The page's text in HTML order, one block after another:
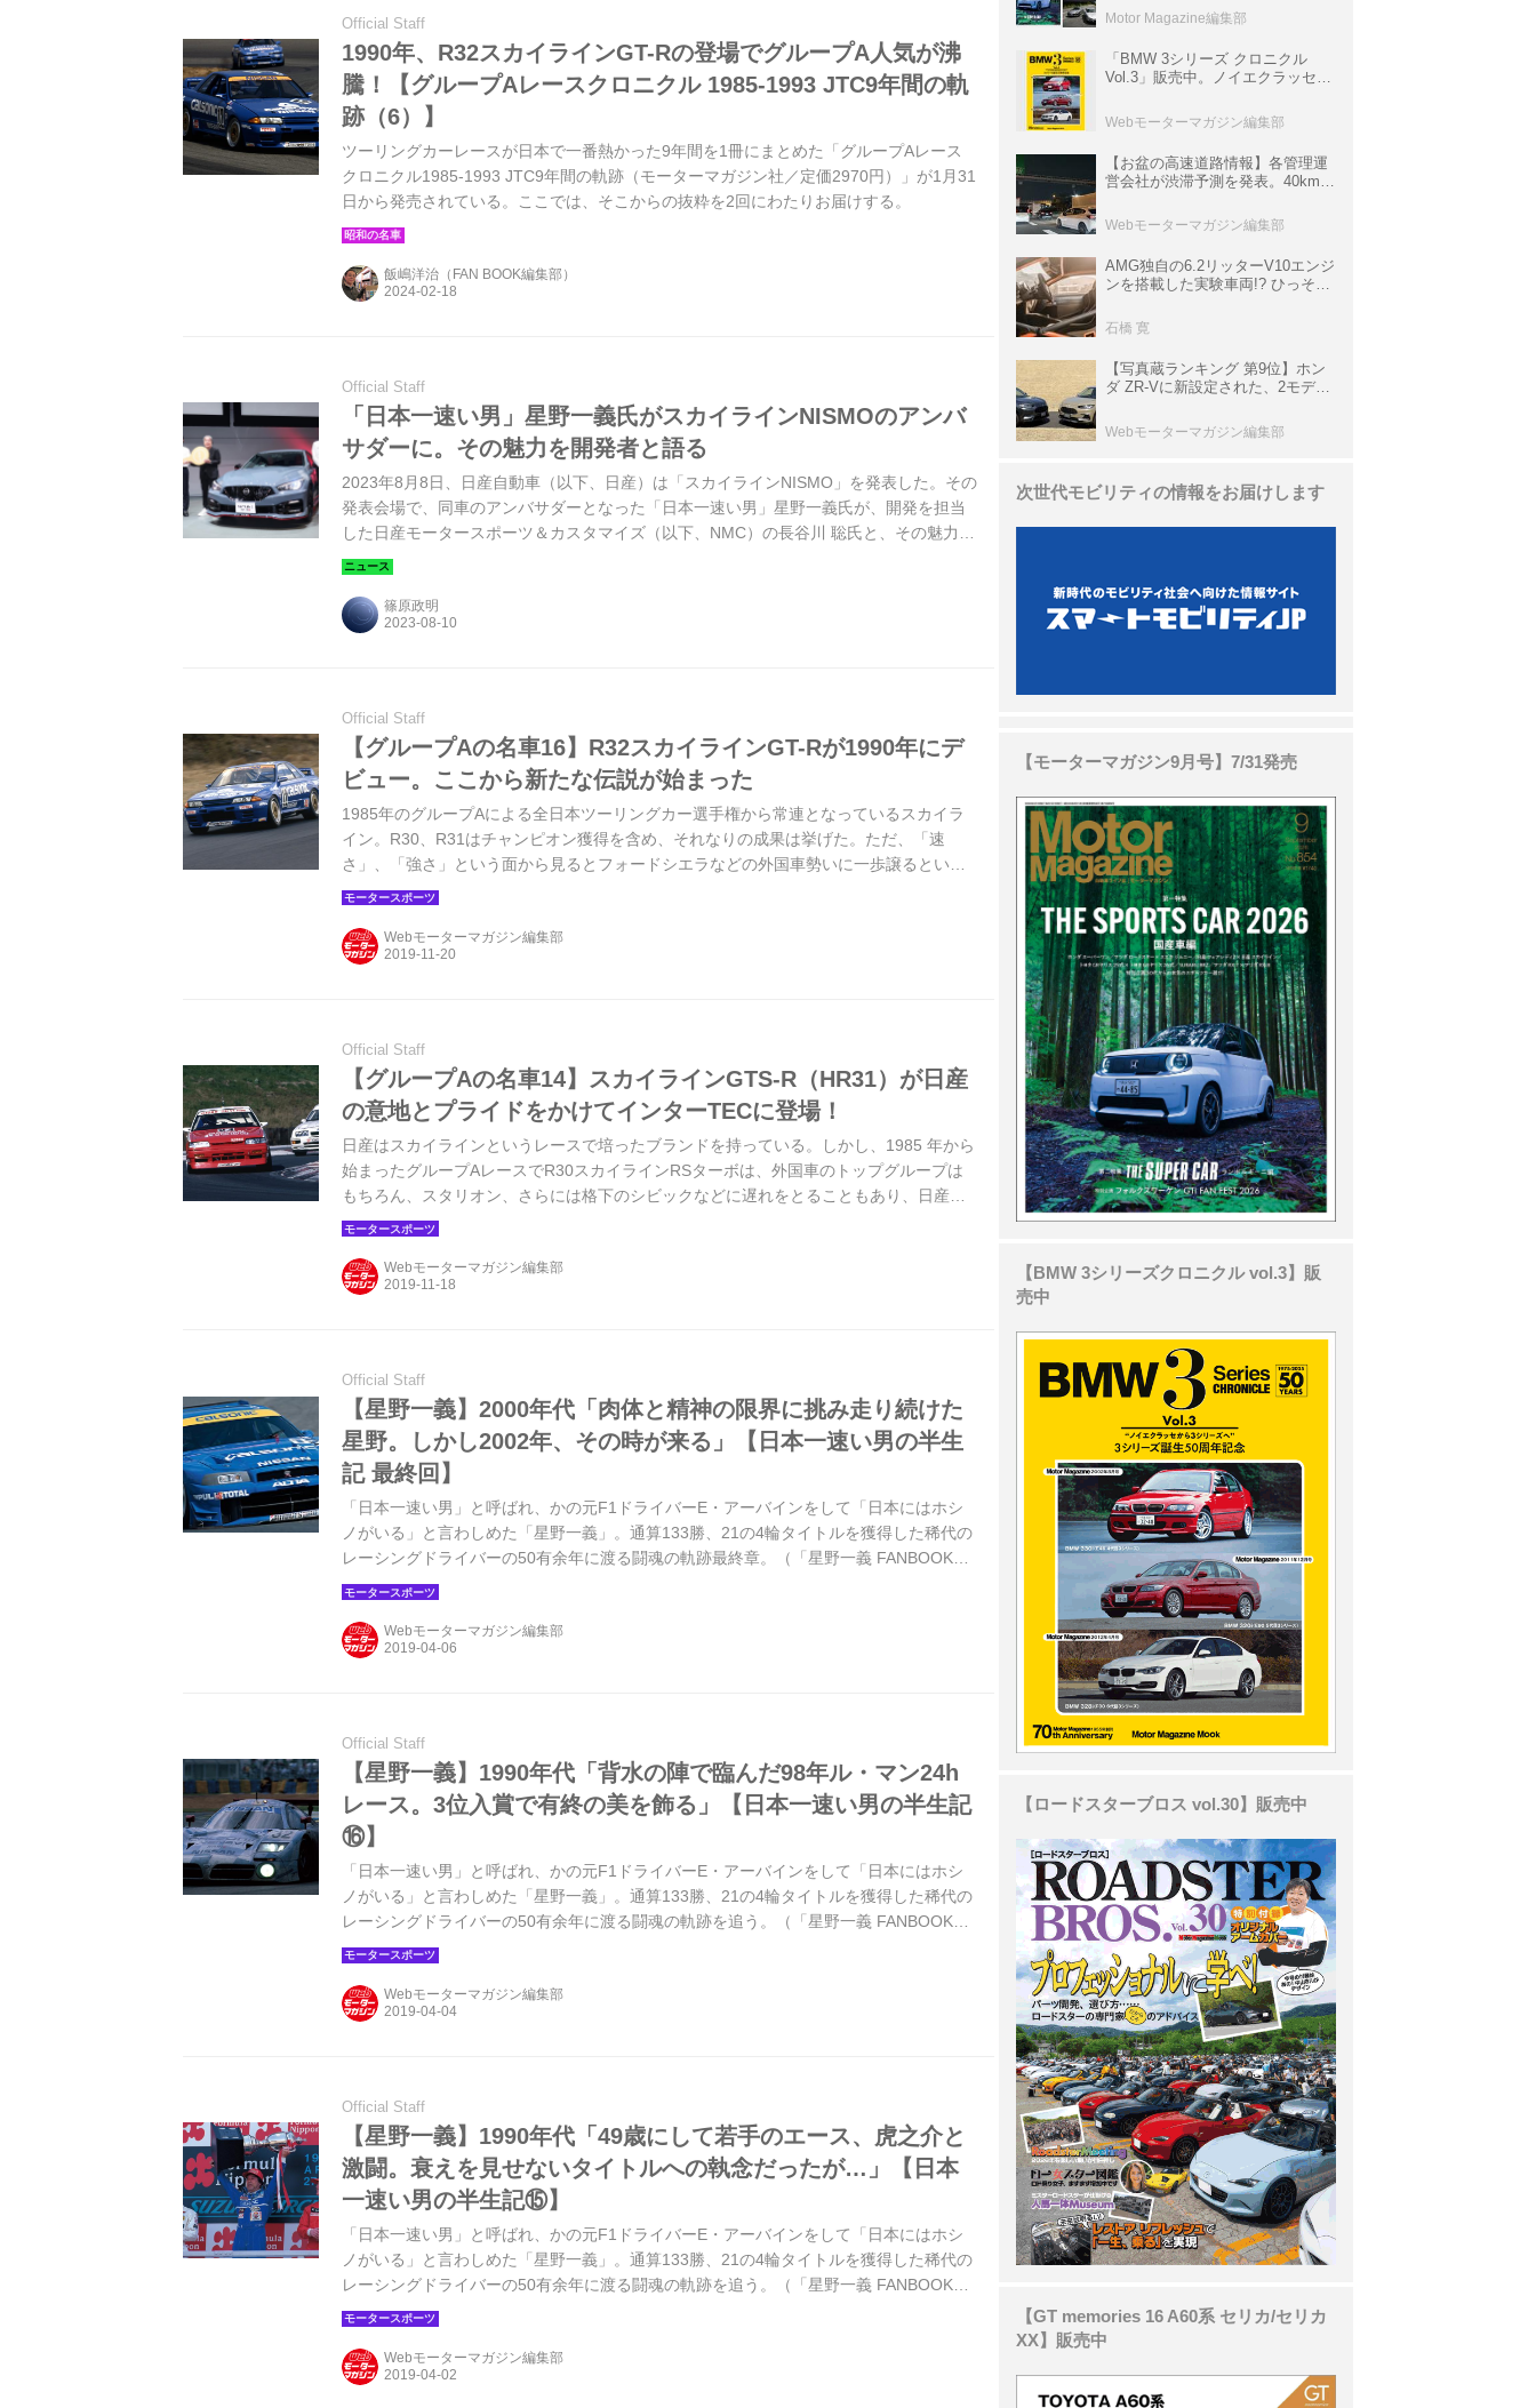
Official Staff
1990年、R32スカイラインGT-Rの登場でグループA人気が沸
騰！【グループAレースクロニクル 1985-1993 JTC9年間の軌
跡（6）】
ツーリングカーレースが日本で一番熱かった9年間を1冊にまとめた「グループAレース
クロニクル1985-1993 JTC9年間の軌跡（モーターマガジン社／定価2970円）」が1月31
日から発売されている。ここでは、そこからの抜粋を2回にわたりお届けする。
飯嶋洋治（FAN BOOK編集部）
Official Staff
「日本一速い男」星野一義氏がスカイラインNISMOのアンバ
サダーに。その魅力を開発者と語る
2023年8月8日、日産自動車（以下、日産）は「スカイラインNISMO」を発表した。その
発表会場で、同車のアンバサダーとなった「日本一速い男」星野一義氏が、開発を担当
した日産モータースポーツ＆カスタマイズ（以下、NMC）の長谷川 聡氏と、その魅力に
ついて語り合った。（タイトル写真は左からNMCの片桐隆夫 代表取締役社長 兼 最高経
篠原政明
Official Staff
【グループAの名車16】R32スカイラインGT-Rが1990年にデ
ビュー。ここから新たな伝説が始まった
1985年のグループAによる全日本ツーリングカー選手権から常連となっているスカイラ
イン。R30、R31はチャンピオン獲得を含め、それなりの成果は挙げた。ただ、「速
さ」、「強さ」という面から見るとフォードシエラなどの外国車勢いに一歩譲るという
のが実情だった。「スカイライン」というブランドは日産のモータースポーツで譲るこ
R32スカイラインGT-Rだった。
Webモーターマガジン編集部
Official Staff
【グループAの名車14】スカイラインGTS-R（HR31）が日産
の意地とプライドをかけてインターTECに登場！
日産はスカイラインというレースで培ったブランドを持っている。しかし、1985 年から
始まったグループAレースでR30スカイラインRSターボは、外国車のトップグループは
もちろん、スタリオン、さらには格下のシビックなどに遅れをとることもあり、日産フ
ァンをやきもきさせた。そんな中で登場したのがHR31スカイラインGTS-Rだ。スカイラ
Webモーターマガジン編集部
Official Staff
【星野一義】2000年代「肉体と精神の限界に挑み走り続けた
星野。しかし2002年、その時が来る」【日本一速い男の半生
記 最終回】
「日本一速い男」と呼ばれ、かの元F1ドライバーE・アーバインをして「日本にはホシ
ノがいる」と言わしめた「星野一義」。通算133勝、21の4輪タイトルを獲得した稀代の
レーシングドライバーの50有余年に渡る闘魂の軌跡最終章。（「星野一義 FANBOOK」
より。文：小松信夫／写真：SAN’S/モーターマガジン社）＊タイトル写真は、2002年5
位、決勝8位。
Webモーターマガジン編集部
Official Staff
【星野一義】1990年代「背水の陣で臨んだ98年ル・マン24h
レース。3位入賞で有終の美を飾る」【日本一速い男の半生記
⑯】
「日本一速い男」と呼ばれ、かの元F1ドライバーE・アーバインをして「日本にはホシ
ノがいる」と言わしめた「星野一義」。通算133勝、21の4輪タイトルを獲得した稀代の
レーシングドライバーの50有余年に渡る闘魂の軌跡を追う。（「星野一義 FANBOOK」
より。文：小松信夫／写真：モーターマガジン社）＊タイトル写真は、1998年6月6日-7
Webモーターマガジン編集部
Official Staff
【星野一義】1990年代「49歳にして若手のエース、虎之介と
激闘。衰えを見せないタイトルへの執念だったが…」【日本
一速い男の半生記⑮】
「日本一速い男」と呼ばれ、かの元F1ドライバーE・アーバインをして「日本にはホシ
ノがいる」と言わしめた「星野一義」。通算133勝、21の4輪タイトルを獲得した稀代の
レーシングドライバーの50有余年に渡る闘魂の軌跡を追う。（「星野一義 FANBOOK」
より。文：小松信夫／写真：モーターマガジン社）＊タイトル写真は、1996年4月28日
Webモーターマガジン編集部
情報も満載
Motor Magazine編集部
「BMW 3シリーズ クロニクル
Vol.3」販売中。ノイエクラッセか
ムック
Webモーターマガジン編集部
【お盆の高速道路情報】各管理運
営会社が渋滞予測を発表。40km以
数ある
Webモーターマガジン編集部
AMG独自の6.2リッターV10エンジ
ンを搭載した実験車両!? ひっそり
P900 プロトタイプ」とは
石橋 寛
【写真蔵ランキング 第9位】ホン
ダ ZR-Vに新設定された、2モデル
グ」と「ブラックスタイル」
Webモーターマガジン編集部
次世代モビリティの情報をお届けします
【モーターマガジン9月号】7/31発売
【BMW 3シリーズクロニクル vol.3】販
売中
【ロードスターブロス vol.30】販売中
【GT memories 16 A60系 セリカ/セリカ
XX】販売中